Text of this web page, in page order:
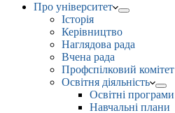
Про університет
Історія
Керівництво
Наглядова рада
Вчена рада
Профспілковий комітет
Освітня діяльність
Освітні програми
Навчальні плани